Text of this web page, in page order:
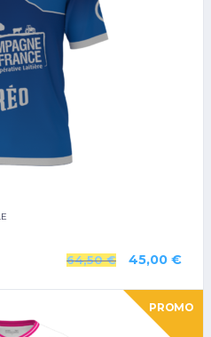
64,50€ 45,00 €
PROMO